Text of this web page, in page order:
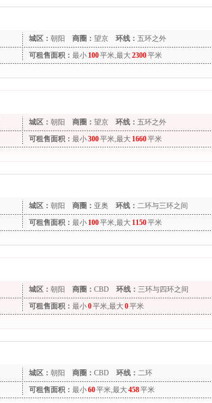
城区： 朝阳 商圈： 望京 环线： 五环之外
可租售面积： 最小 100平米,最大2300平米
城区： 朝阳 商圈： 望京 环线： 五环之外
可租售面积： 最小300平米,最大 1660平米
城区： 朝阳 商圈： 亚奥 环线： 二环与三环之间
可租售面积： 最小 100平米,最大 1150平米
城区： 朝阳 商圈： CBD 环线： 三环与四环之间
可租售面积： 最小0平米,最大0平米
城区： 朝阳 商圈： CBD 环线： 二环
可租售面积： 最小60平米,最大458平米